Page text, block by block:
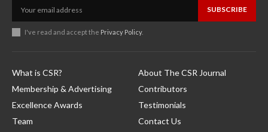
SUBSCRIBE
I've read and accept the Privacy Policy.
What is CSR?
Membership & Advertising
Excellence Awards
Team
About The CSR Journal
Contributors
Testimonials
Contact Us